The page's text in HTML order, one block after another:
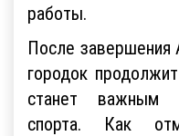
работы.
После завершения
городок
станет важным
спорта. Как